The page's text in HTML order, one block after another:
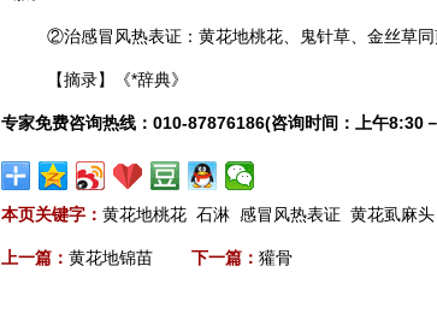
②治感冒风热表证：黄花地桃花、鬼针草、金丝草同
【摘录】《*辞典》
专家免费咨询热线：010-87876186(咨询时间：上午8:30
本页关键字： 黄花地桃花 石淋 感冒风热表证 黄花虱麻头
上一篇： 黄花地锦苗 下一篇： 獾骨